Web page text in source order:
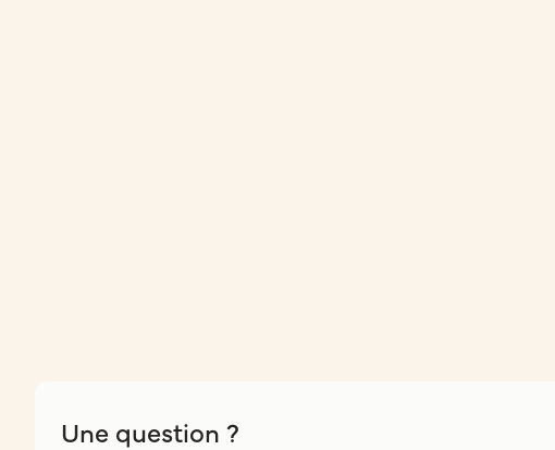
Une question ?